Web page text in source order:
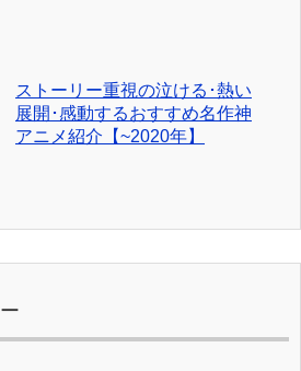
ストーリー重視の泣ける･熱い
展開･感動するおすすめ名作神
アニメ紹介【~2020年】